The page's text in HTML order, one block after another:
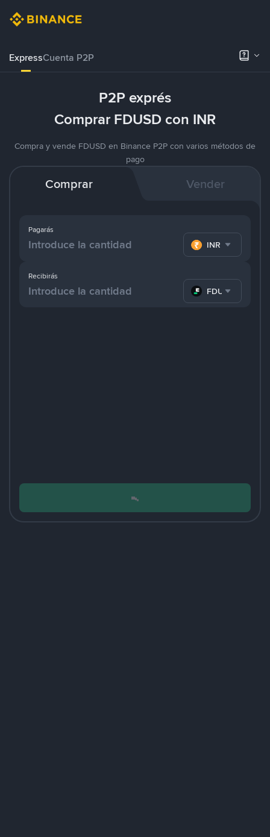
ExpressCuenta P2P
P2P exprés
Comprar FDUSD con INR
Compra y vende FDUSD en Binance P2P con varios métodos de
pago
Comprar Vender
Pagarás
INR
Recibirás
FDUSD